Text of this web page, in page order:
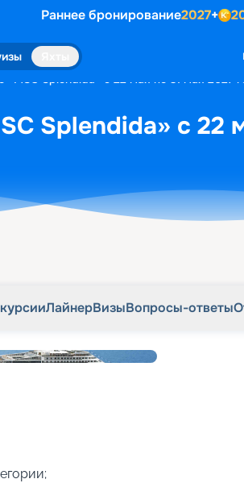
Раннее бронирование2027+
«MSC Splendida» с 22 мая по 31 мая 2027
Splendida» с 22
ЛайнерВизыВопросы-ответы